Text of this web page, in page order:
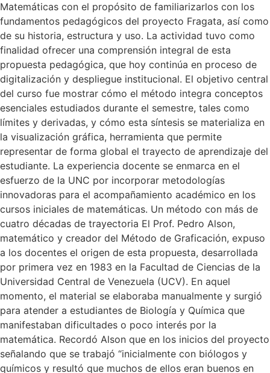
Matemáticas con el propósito de familiarizarlos con los
fundamentos pedagógicos del proyecto Fragata, así como
de su historia, estructura y uso. La actividad tuvo como
finalidad ofrecer una comprensión integral de esta
propuesta pedagógica, que hoy continúa en proceso de
digitalización y despliegue institucional. El objetivo central
del curso fue mostrar cómo el método integra conceptos
esenciales estudiados durante el semestre, tales como
límites y derivadas, y cómo esta síntesis se materializa en
la visualización gráfica, herramienta que permite
representar de forma global el trayecto de aprendizaje del
estudiante. La experiencia docente se enmarca en el
esfuerzo de la UNC por incorporar metodologías
innovadoras para el acompañamiento académico en los
cursos iniciales de matemáticas. Un método con más de
cuatro décadas de trayectoria El Prof. Pedro Alson,
matemático y creador del Método de Graficación, expuso
a los docentes el origen de esta propuesta, desarrollada
por primera vez en 1983 en la Facultad de Ciencias de la
Universidad Central de Venezuela (UCV). En aquel
momento, el material se elaboraba manualmente y surgió
para atender a estudiantes de Biología y Química que
manifestaban dificultades o poco interés por la
matemática. Recordó Alson que en los inicios del proyecto
señalando que se trabajó “inicialmente con biólogos y
químicos y resultó que muchos de ellos eran buenos en